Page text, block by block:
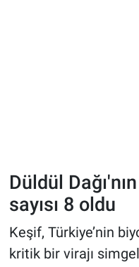
Düldül
sayısı 8 oldu
Keşif, Türkiye’nin
kritik bir virajı